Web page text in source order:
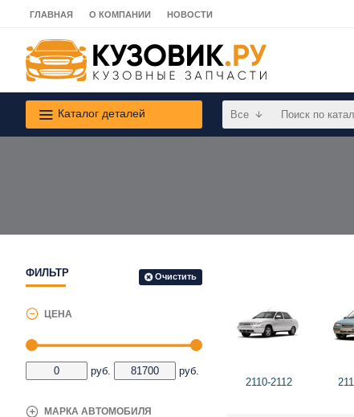
ГЛАВНАЯ О КОМПАНИИ НОВОСТИ
Каталог деталей Все
ФИЛЬТР Очистить
ЦЕНА
руб. руб.
МАРКА АВТОМОБИЛЯ
2110-2112